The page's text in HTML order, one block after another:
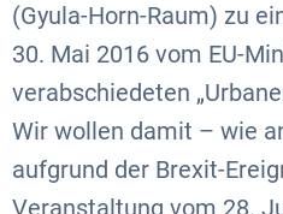
(Gyula-Horn-Raum) zu
30. Mai 2016 vom EU-
verabschiedeten
Wir wollen damit – wie
aufgrund der Brexit-
Veranstaltung vom 28.